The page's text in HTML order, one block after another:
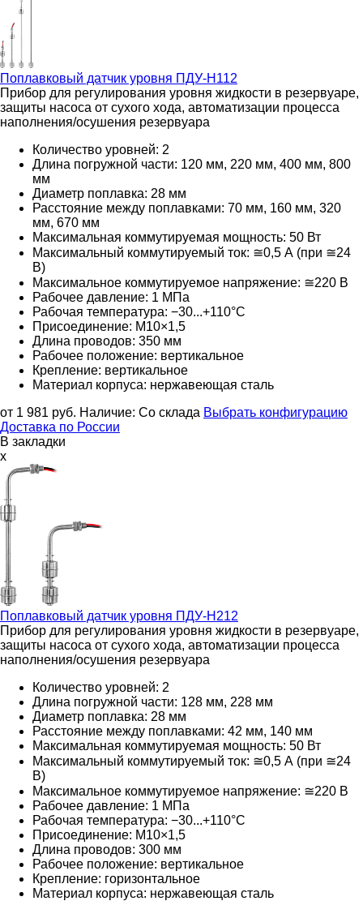
Поплавковый датчик уровня ПДУ-Н112
Прибор для регулирования уровня жидкости в резервуаре,
защиты насоса от сухого хода, автоматизации процесса
наполнения/осушения резервуара
Количество уровней: 2
Длина погружной части: 120 мм, 220 мм, 400 мм, 800
мм
Диаметр поплавка: 28 мм
Расстояние между поплавками: 70 мм, 160 мм, 320
мм, 670 мм
Максимальная коммутируемая мощность: 50 Вт
Максимальный коммутируемый ток: ≅0,5 А (при ≅24
В)
Максимальное коммутируемое напряжение: ≅220 В
Рабочее давление: 1 МПа
Рабочая температура: −30...+110°С
Присоединение: М10×1,5
Длина проводов: 350 мм
Рабочее положение: вертикальное
Крепление: вертикальное
Материал корпуса: нержавеющая сталь
от 1 981 руб. Наличие: Со склада Выбрать конфигурацию
Доставка по России
В закладки
x
Поплавковый датчик уровня ПДУ-Н212
Прибор для регулирования уровня жидкости в резервуаре,
защиты насоса от сухого хода, автоматизации процесса
наполнения/осушения резервуара
Количество уровней: 2
Длина погружной части: 128 мм, 228 мм
Диаметр поплавка: 28 мм
Расстояние между поплавками: 42 мм, 140 мм
Максимальная коммутируемая мощность: 50 Вт
Максимальный коммутируемый ток: ≅0,5 А (при ≅24
В)
Максимальное коммутируемое напряжение: ≅220 В
Рабочее давление: 1 МПа
Рабочая температура: −30...+110°С
Присоединение: М10×1,5
Длина проводов: 300 мм
Рабочее положение: вертикальное
Крепление: горизонтальное
Материал корпуса: нержавеющая сталь